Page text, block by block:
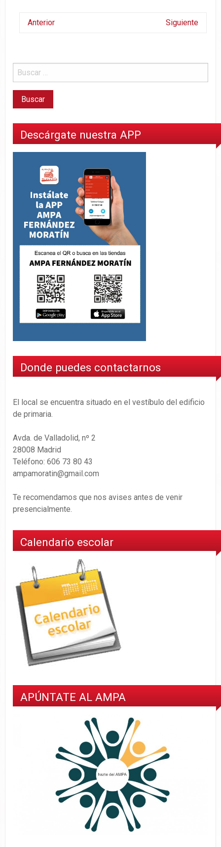
Anterior Siguiente
Descárgate nuestra APP
Donde puedes contactarnos
El local se encuentra situado en el vestíbulo del edificio
de primaria.
Avda. de Valladolid, nº 2
28008 Madrid
Teléfono: 606 73 80 43
ampamoratin@gmail.com
Te recomendamos que nos avises antes de venir
presencialmente.
Calendario escolar
APÚNTATE AL AMPA